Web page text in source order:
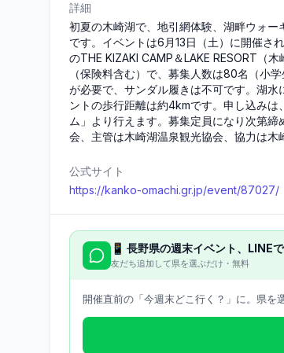
詳細
初夏の木崎湖で、地引網体験、湖畔ウォ
です。イベントは6月13日（土）に開催さ
のTHE KIZAKI CAMP＆LAKE RESORT（
（保険料含む）で、募集人数は80名（小
が必要で、サンダル履きは不可です。湖
ントの歩行距離は約4kmです。申し込み
ム」より行えます。募集定員になり次第
会、主管は木崎湖温泉観光協会、協力は木
公式サイト
https://kanko-omachi.gr.jp/event/87027/
📱 長野県の週末イベント、LINE
友だち追加して県を選ぶだけ・無料
開催直前の「今週末どこ行く？」に。県を